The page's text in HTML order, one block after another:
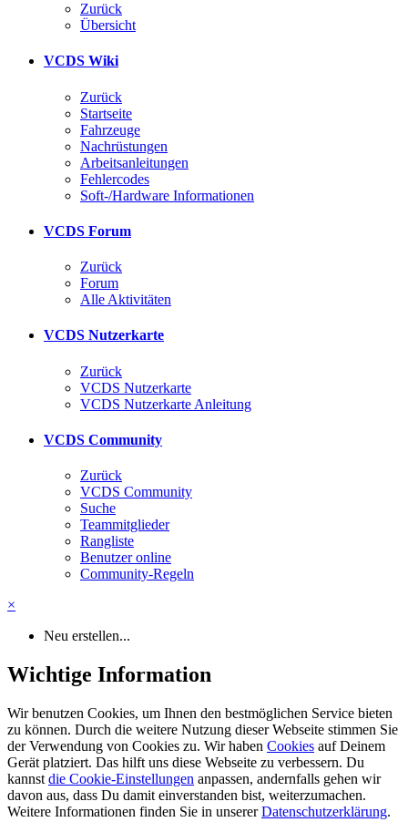
Zurück
Übersicht
VCDS Wiki
Zurück
Startseite
Fahrzeuge
Nachrüstungen
Arbeitsanleitungen
Fehlercodes
Soft-/Hardware Informationen
VCDS Forum
Zurück
Forum
Alle Aktivitäten
VCDS Nutzerkarte
Zurück
VCDS Nutzerkarte
VCDS Nutzerkarte Anleitung
VCDS Community
Zurück
VCDS Community
Suche
Teammitglieder
Rangliste
Benutzer online
Community-Regeln
×
Neu erstellen...
Wichtige Information
Wir benutzen Cookies, um Ihnen den bestmöglichen Service bieten
zu können. Durch die weitere Nutzung dieser Webseite stimmen Sie
der Verwendung von Cookies zu. Wir haben Cookies auf Deinem
Gerät platziert. Das hilft uns diese Webseite zu verbessern. Du
kannst die Cookie-Einstellungen anpassen, andernfalls gehen wir
davon aus, dass Du damit einverstanden bist, weiterzumachen.
Weitere Informationen finden Sie in unsererDatenschutzerklärung.